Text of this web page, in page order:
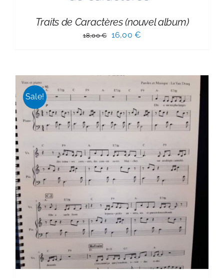
Traits de Caractères (nouvel album)
18,00€
Le
était :
18,00 €.
16,00€
est :
16,00 €.
Sale!